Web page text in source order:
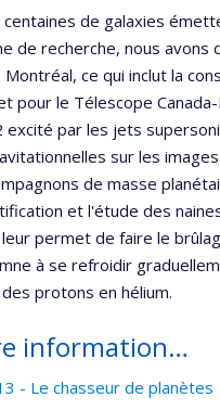
centaines de galaxies
de recherche, nous
ce qui inclut la
pour le Télescope
excité par les jets
sur les
de masse
et l'étude des
permet de faire le
à se refroidir
protons en hélium.
information…
- Le chasseur de planètes